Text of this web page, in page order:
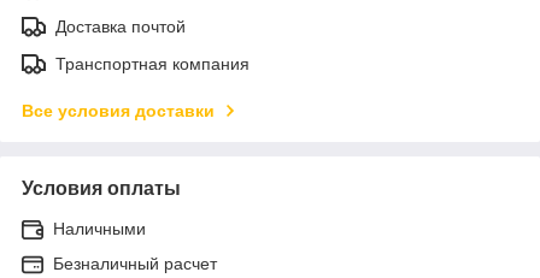
Доставка почтой
Транспортная компания
Все условия доставки
Условия оплаты
Наличными
Безналичный расчет